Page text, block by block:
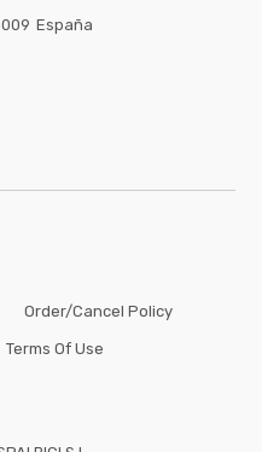
España
Order/Cancel Policy
Terms Of Use